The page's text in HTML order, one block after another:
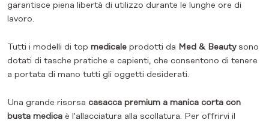
garantisce piena libertà di utilizzo durante le lunghe ore di
lavoro.
Tutti i modelli di top medicale prodotti da Med & Beautysono
dotati di tasche pratiche e capienti, che consentono di tenere
a portata di mano tutti gli oggetti desiderati.
Una grande risorsa casacca premium a manica corta con
busta medica è l'allacciatura alla scollatura. Per offrirvi il